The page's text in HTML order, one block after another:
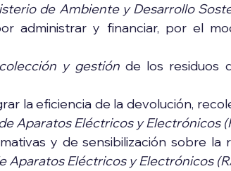
de Ambiente y Desarrollo
administrar y financiar, por el
y gestión de los residuos
la eficiencia de la devolución,
Aparatos Eléctricos y Electrónicos
y de sensibilización sobre la
Aparatos Eléctricos y Electrónicos